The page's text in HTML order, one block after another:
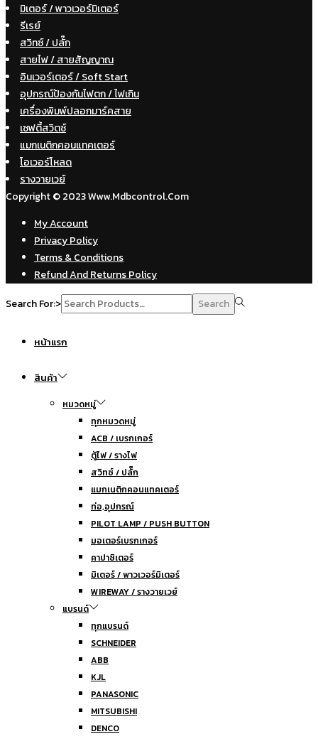
มิเตอร์ / พาวเวอร์มิเตอร์
รีเรย์
สวิทซ์ / ปลั๊ก
สายไฟ / สายสัญญาณ
อินเวอร์เตอร์ / Soft Start
อุปกรณ์ป้องกันไฟตก / ไฟเกิน
เครื่องพิมพ์ปลอกมาร์คสาย
เซฟตี้สวิตช์
แมกเนติกคอนแทคเตอร์
โอเวอร์โหลด
รางวายเวย์
Copyright © 2023 Www.mdbcontrol.com
My Account
Privacy Policy
Terms & Conditions
Refund And Returns Policy
Search For:>
Search
หน้าแรก
สินค้า
หมวดหมู่
ทุกหมวดหมู่
ACB / เบรกเกอร์
ตู้ไฟ / รางไฟ
สวิทซ์ / ปลั๊ก
แมกเนติกคอนแทคเตอร์
ท่อ,อุปกรณ์
PILOT LAMP / PUSH BUTTON
มอเตอร์เบรกเกอร์
คาปาซิเตอร์
มิเตอร์ / พาวเวอร์มิเตอร์
WIREWAY / รางวายเวย์
แบรนด์
ทุกแบรนด์
SCHNEIDER
ABB
KJL
PANASONIC
MITSUBISHI
DENCO